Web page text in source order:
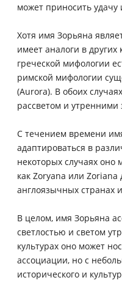
может приносить удачу
Хотя имя Зорьяна
имеет аналоги в
греческой мифологии
римской мифологии
(Aurora). В обоих
рассветом и утренними
С течением времени
адаптироваться в
некоторых случаях оно
как Zoryana или Zorianа
англоязычных странах
В целом, имя Зорьяна
светлостью и светом
культурах оно может
ассоциации, но с
исторического и